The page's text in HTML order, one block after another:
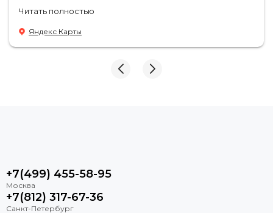
Читать полностью
Яндекс Карты
+7(499) 455-58-95
+7(812) 317-67-36